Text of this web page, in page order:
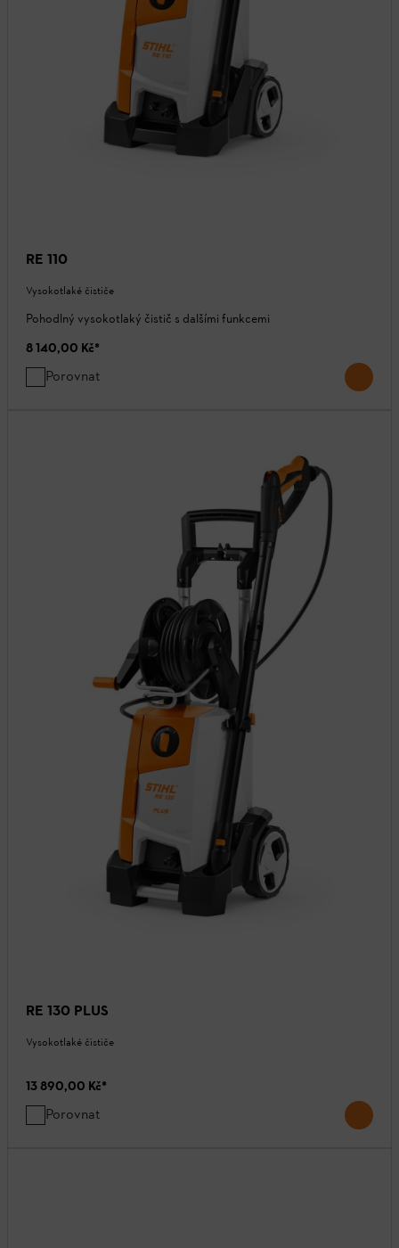
RE 110
Vysokotlaké čističe
Pohodlný vysokotlaký čistič s dalšími funkcemi
8 140,00 Kč*
Porovnat
RE 130 PLUS
Vysokotlaké čističe
13 890,00 Kč*
Porovnat